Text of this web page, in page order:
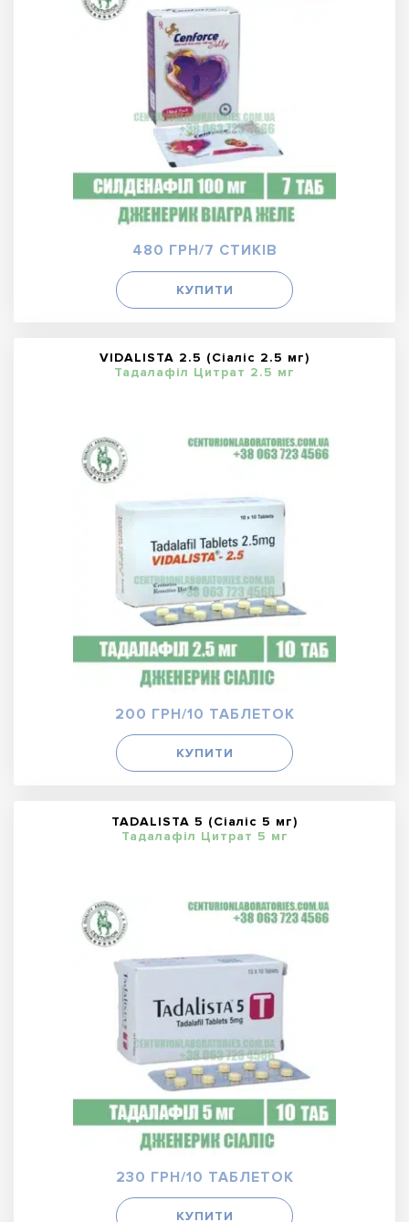
480 ГРН/7 СТИКІВ
КУПИТИ
VIDALISTA 2.5 (Сіаліс 2.5 мг)
Тадалафіл Цитрат 2.5 мг
200 ГРН/10 ТАБЛЕТОК
КУПИТИ
TADALISTA 5 (Сіаліс 5 мг)
Тадалафіл Цитрат 5 мг
230 ГРН/10 ТАБЛЕТОК
КУПИТИ